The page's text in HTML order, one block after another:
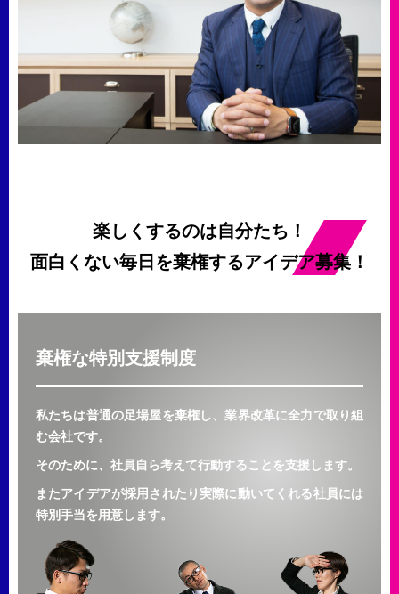
楽しくするのは自分たち！
面白くない毎日を棄権するアイデア募集！
棄権な特別支援制度
私たちは普通の足場屋を棄権し、業界改革に全力で取り組
む会社です。
そのために、社員自ら考えて行動することを支援します。
またアイデアが採用されたり実際に動いてくれる社員には
特別手当を用意します。